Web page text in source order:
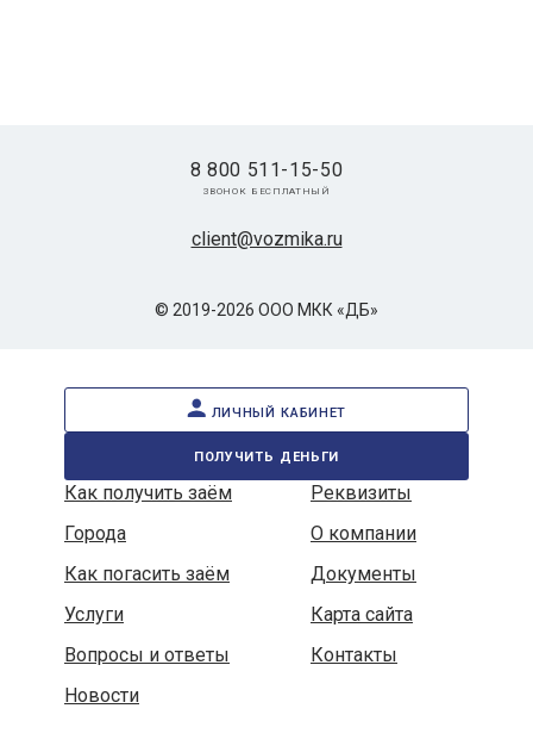
© 2019-2026 ООО МКК «ДБ»
client@vozmika.ru
8 800 511-15-50
звонок бесплатный
личный кабинет
получить деньги
Как получить заём
Реквизиты
Города
О компании
Как погасить заём
Документы
Услуги
Карта сайта
Вопросы и ответы
Контакты
Новости